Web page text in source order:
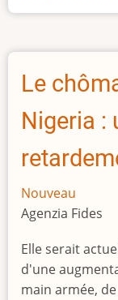
Le
Nigeria :
Nouveau
Agenzia Fides
Elle serait
d'une
main armée,